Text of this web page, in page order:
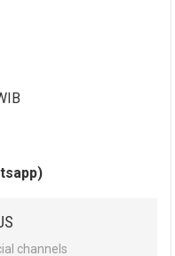
channels